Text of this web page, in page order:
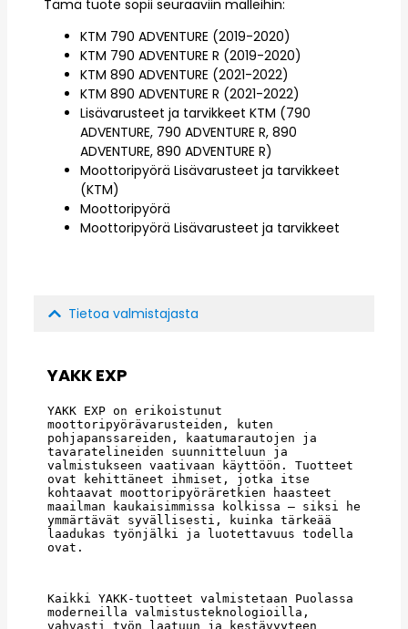
Tämä tuote sopii seuraaviin malleihin:
KTM 790 ADVENTURE (2019-2020)
KTM 790 ADVENTURE R (2019-2020)
KTM 890 ADVENTURE (2021-2022)
KTM 890 ADVENTURE R (2021-2022)
Lisävarusteet ja tarvikkeet KTM (790
ADVENTURE, 790 ADVENTURE R, 890
ADVENTURE, 890 ADVENTURE R)
Moottoripyörä Lisävarusteet ja tarvikkeet
(KTM)
Moottoripyörä
Moottoripyörä Lisävarusteet ja tarvikkeet
Tietoa valmistajasta
YAKK EXP
YAKK EXP on erikoistunut
moottoripyörävarusteiden, kuten
pohjapanssareiden, kaatumarautojen ja
tavaratelineiden suunnitteluun ja
valmistukseen vaativaan käyttöön. Tuotteet
ovat kehittäneet ihmiset, jotka itse
kohtaavat moottoripyöräretkien haasteet
maailman kaukaisimmissa kolkissa – siksi he
ymmärtävät syvällisesti, kuinka tärkeää
laadukas työnjälki ja luotettavuus todella
ovat.
Kaikki YAKK-tuotteet valmistetaan Puolassa
moderneilla valmistusteknologioilla,
vahvasti työn laatuun ja kestävyyteen